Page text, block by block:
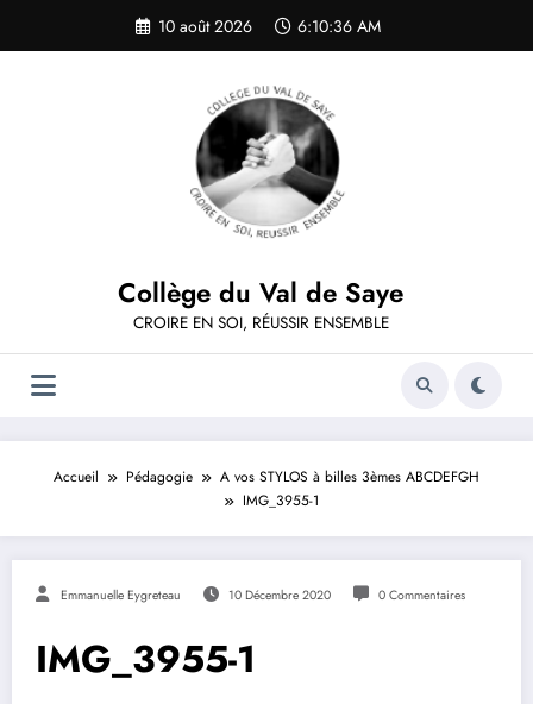
contenu
10 août 2026 6:10:36 AM
Collège du Val de Saye
CROIRE EN SOI, RÉUSSIR ENSEMBLE
Accueil Pédagogie
A vos STYLOS à billes 3èmes ABCDEFGH
IMG_3955-1
Emmanuelle Eygreteau 10 Décembre 2020 0 Commentaires
IMG_3955-1